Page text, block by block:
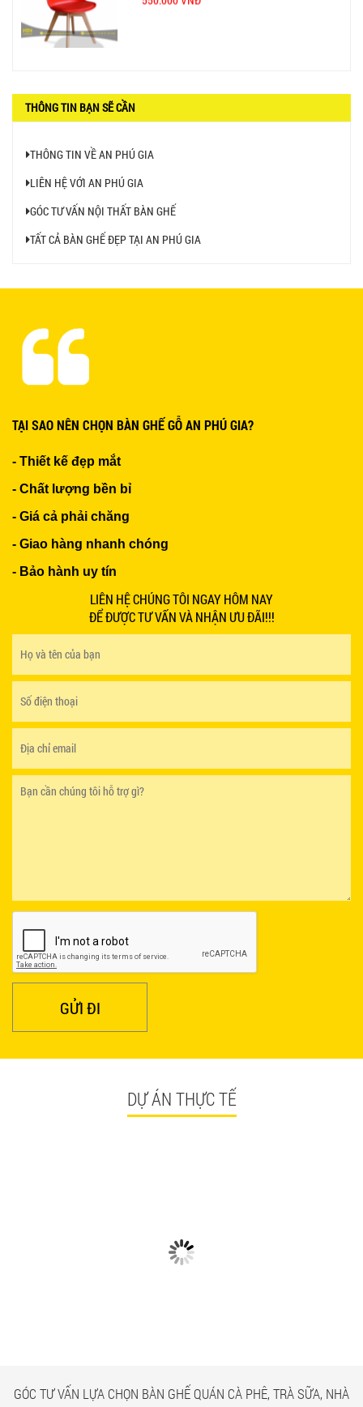
SỐ: X001
Ghế Ăn nhập khẩu ELLA - Mã SP: GNK05
750.000 VNĐ
GHẾ EAMES - GHẾ NHỰA CAFE CHÂN GỖ GIÁ RẺ
GHẾ XẾP GẤP GIÁ RẺ - MÃ SỐ: X001
BÀN CAFE BCF01 GIÁ RẺ - MÃ SỐ: BCF01
650.000 VNĐ
THÔNG TIN BẠN SẼ CẦN
THÔNG TIN VỀ AN PHÚ GIA
LIÊN HỆ VỚI AN PHÚ GIA
GÓC TƯ VẤN NỘI THẤT BÀN GHẾ
TẤT CẢ BÀN GHẾ ĐẸP TẠI AN PHÚ GIA
TẠI SAO NÊN CHỌN BÀN GHẾ GỖ AN PHÚ GIA?
- Thiết kế đẹp mắt
- Chất lượng bền bỉ
- Giá cả phải chăng
- Giao hàng nhanh chóng
- Bảo hành uy tín
LIÊN HỆ CHÚNG TÔI NGAY HÔM NAY
ĐỂ ĐƯỢC TƯ VẤN VÀ NHẬN ƯU ĐÃI!!!
GỬI ĐI
DỰ ÁN THỰC TẾ
GÓC TƯ VẤN LỰA CHỌN BÀN GHẾ QUÁN CÀ PHÊ, TRÀ SỮA, NHÀ